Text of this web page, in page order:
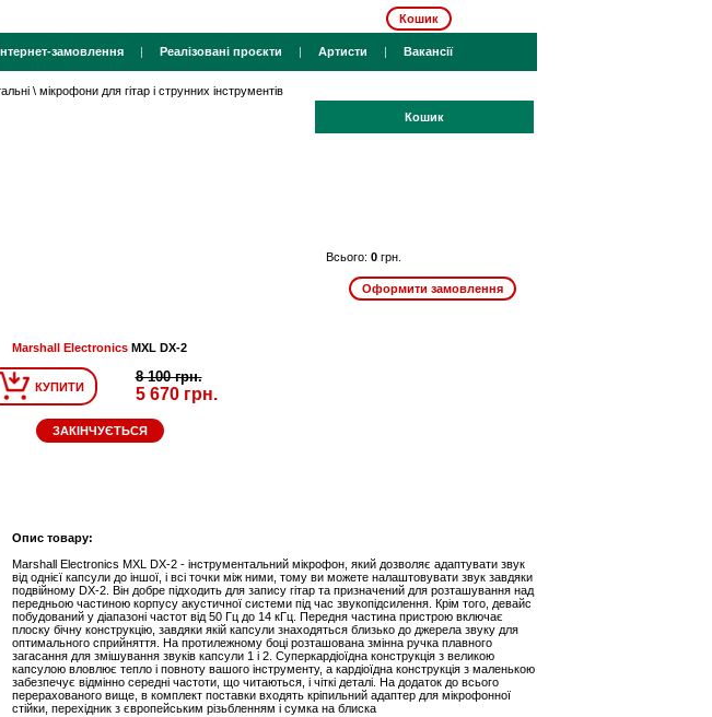
Кошик
замовлення | Реалізовані проєкти | Артисти | Вакансії
\ мікрофони для гітар і струнних інструментів
Кошик
Всього: 0 грн.
Marshall Electronics MXL DX-2
КУПИТИ
8 100 грн.
5 670 грн.
ЗАКІНЧУЄТЬСЯ
Опис товару:
Marshall Electronics MXL DX-2 - інструментальний мікрофон, який дозволяє адаптувати звук
від однієї капсули до іншої, і всі точки між ними, тому ви можете налаштовувати звук завдяки
подвійному DX-2. Він добре підходить для запису гітар та призначений для розташування над
передньою частиною корпусу акустичної системи під час звукопідсилення. Крім того, девайс
побудований у діапазоні частот від 50 Гц до 14 кГц. Передня частина пристрою включає
плоску бічну конструкцію, завдяки якій капсули знаходяться близько до джерела звуку для
оптимального сприйняття. На протилежному боці розташована змінна ручка плавного
загасання для змішування звуків капсули 1 і 2. Суперкардіоїдна конструкція з великою
капсулою вловлює тепло і повноту вашого інструменту, а кардіоїдна конструкція з маленькою
забезпечує відмінно середні частоти, що читаються, і чіткі деталі. На додаток до всього
перерахованого вище, в комплект поставки входять кріпильний адаптер для мікрофонної
стійки, перехідник з європейським різьбленням і сумка на блиска